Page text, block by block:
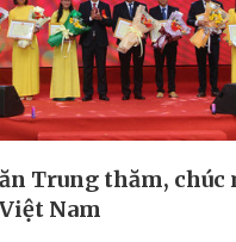
Trung thăm, chúc
Nam